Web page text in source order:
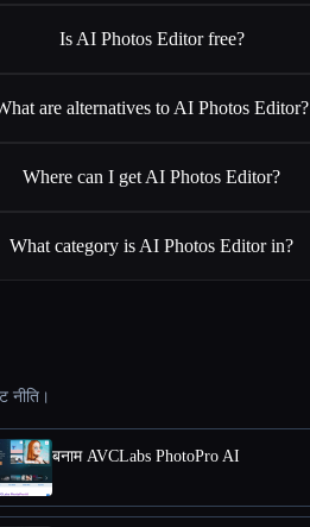
Is AI Photos Editor free?
are alternatives to AI Photos Editor?
Where can I get AI Photos Editor?
What category is AI Photos Editor in?
नीति।
बनाम AVCLabs PhotoPro AI